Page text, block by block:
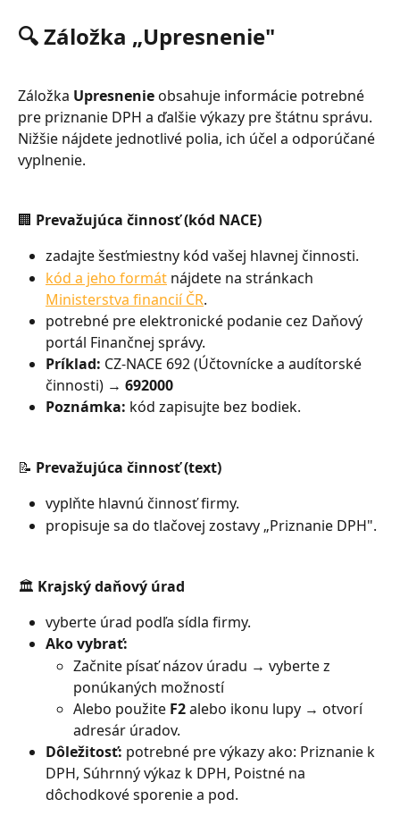
🔍 Záložka „Upresnenie"
Záložka Upresnenie obsahuje informácie potrebné
pre priznanie DPH a ďalšie výkazy pre štátnu správu.
Nižšie nájdete jednotlivé polia, ich účel a odporúčané
vyplnenie.
🏢 Prevažujúca činnosť (kód NACE)
zadajte šesťmiestny kód vašej hlavnej činnosti.
kód a jeho formát nájdete na stránkach
Ministerstva financií ČR.
potrebné pre elektronické podanie cez Daňový
portál Finančnej správy.
Príklad: CZ-NACE 692 (Účtovnícke a audítorské
činnosti) → 692000
Poznámka: kód zapisujte bez bodiek.
📝 Prevažujúca činnosť (text)
vyplňte hlavnú činnosť firmy.
propisuje sa do tlačovej zostavy „Priznanie DPH".
🏛️ Krajský daňový úrad
vyberte úrad podľa sídla firmy.
Ako vybrať:
Začnite písať názov úradu → vyberte z
ponúkaných možností
Alebo použite F2 alebo ikonu lupy → otvorí
adresár úradov.
Dôležitosť: potrebné pre výkazy ako: Priznanie k
DPH, Súhrnný výkaz k DPH, Poistné na
dôchodkové sporenie a pod.